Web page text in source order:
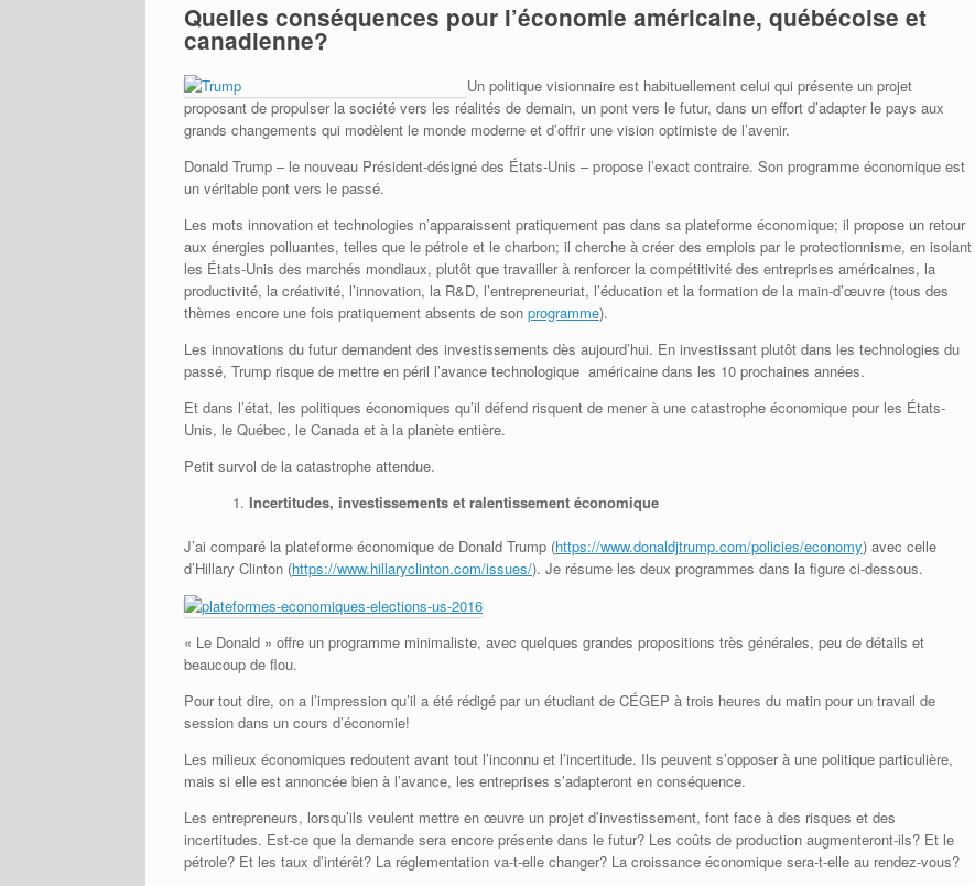
Quelles conséquences pour l’économie américaine, québécoise et
canadienne?
Un politique visionnaire est habituellement celui qui présente un projet
proposant de propulser la société vers les réalités de demain, un pont vers le futur, dans un effort d’adapter le pays aux
grands changements qui modèlent le monde moderne et d’offrir une vision optimiste de l’avenir.
Donald Trump – le nouveau Président-désigné des États-Unis – propose l’exact contraire. Son programme économique est
un véritable pont vers le passé.
Les mots innovation et technologies n’apparaissent pratiquement pas dans sa plateforme économique; il propose un retour
aux énergies polluantes, telles que le pétrole et le charbon; il cherche à créer des emplois par le protectionnisme, en isolant
les États-Unis des marchés mondiaux, plutôt que travailler à renforcer la compétitivité des entreprises américaines, la
productivité, la créativité, l’innovation, la R&D, l’entrepreneuriat, l’éducation et la formation de la main-d’œuvre (tous des
thèmes encore une fois pratiquement absents de son programme).
Les innovations du futur demandent des investissements dès aujourd’hui. En investissant plutôt dans les technologies du
passé, Trump risque de mettre en péril l’avance technologique américaine dans les 10 prochaines années.
Et dans l’état, les politiques économiques qu’il défend risquent de mener à une catastrophe économique pour les États-
Unis, le Québec, le Canada et à la planète entière.
Petit survol de la catastrophe attendue.
Incertitudes, investissements et ralentissement économique
J’ai comparé la plateforme économique de Donald Trump (https://www.donaldjtrump.com/policies/economy) avec celle
d’Hillary Clinton (https://www.hillaryclinton.com/issues/). Je résume les deux programmes dans la figure ci-dessous.
« Le Donald » offre un programme minimaliste, avec quelques grandes propositions très générales, peu de détails et
beaucoup de flou.
Pour tout dire, on a l’impression qu’il a été rédigé par un étudiant de CÉGEP à trois heures du matin pour un travail de
session dans un cours d’économie!
Les milieux économiques redoutent avant tout l’inconnu et l’incertitude. Ils peuvent s’opposer à une politique particulière,
mais si elle est annoncée bien à l’avance, les entreprises s’adapteront en conséquence.
Les entrepreneurs, lorsqu’ils veulent mettre en œuvre un projet d’investissement, font face à des risques et des
incertitudes. Est-ce que la demande sera encore présente dans le futur? Les coûts de production augmenteront-ils? Et le
pétrole? Et les taux d’intérêt? La réglementation va-t-elle changer? La croissance économique sera-t-elle au rendez-vous?